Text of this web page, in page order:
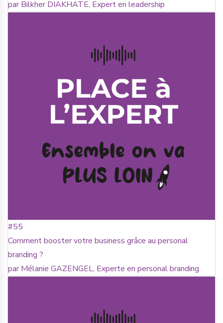
par Bilkher DIAKHATE, Expert en leadership
#55
Comment booster votre business grâce au personal
branding ?
par Mélanie GAZENGEL, Experte en personal branding